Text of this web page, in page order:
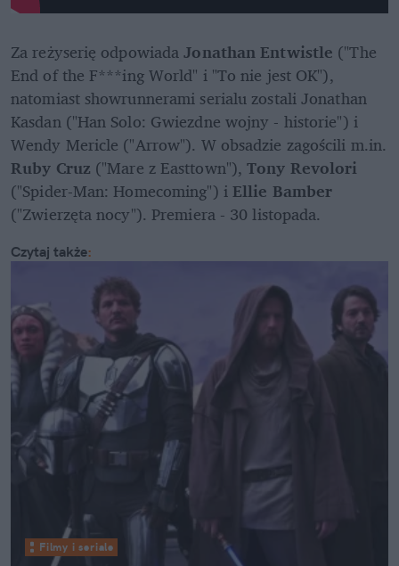
Za reżyserię odpowiada Jonathan Entwistle ("The
End of the F***ing World" i "To nie jest OK"),
natomiast showrunnerami serialu zostali Jonathan
Kasdan ("Han Solo: Gwiezdne wojny - historie") i
Ruby Cruz ("Mare z Easttown"), Tony Revolori
("Spider-Man: Homecoming") i Ellie Bamber
("Zwierzęta nocy"). Premiera - 30 listopada.
Czytaj także:
Filmy i seriale